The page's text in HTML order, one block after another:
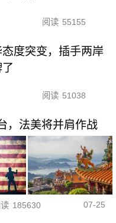
阅读 55155
度突变，插手两岸
阅读 51038
，法美将并肩作战
185630 07-25